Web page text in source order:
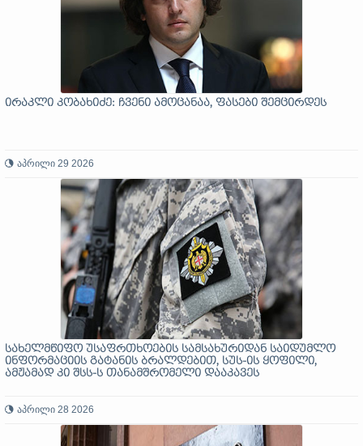
ირაკლი კობახიძე: ჩვენი ამოცანაა, ფასები შემცირდეს
აპრილი 29 2026
სახელმწიფო უსაფრთხოების სამსახურიდან საიდუმლო
ინფორმაციის გატანის ბრალდებით, სუს-ის ყოფილი,
ამჟამად კი შსს-ს თანამშრომელი დააკავეს
აპრილი 28 2026